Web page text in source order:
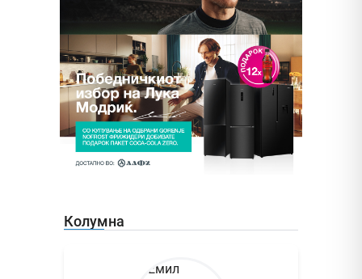
Колумна